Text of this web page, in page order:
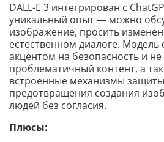
DALL-E 3 интегрирован с
уникальный опыт — можно
изображение, просить
естественном диалоге.
акцентом на безопасность и не
проблематичный контент, а
встроенные механизмы
предотвращения создания
людей без согласия.
Плюсы: